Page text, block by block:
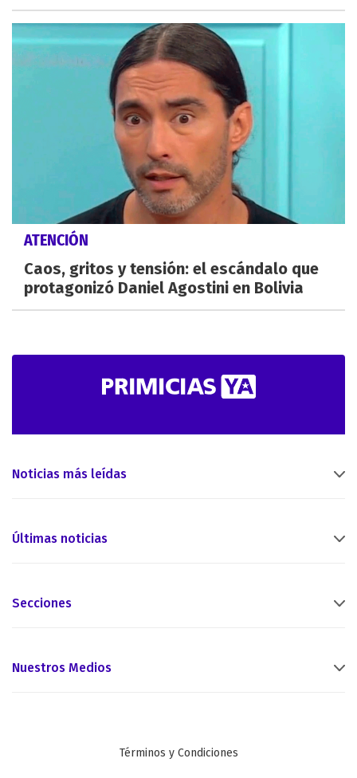
ATENCIÓN
Caos, gritos y tensión: el escándalo que
protagonizó Daniel Agostini en Bolivia
Noticias más leídas
Últimas noticias
Secciones
Nuestros Medios
Términos y Condiciones